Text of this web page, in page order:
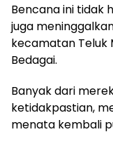
Bencana ini tidak
juga
kecamatan Teluk
Bedagai.
Banyak dari
ketidakpastian,
menata kembali